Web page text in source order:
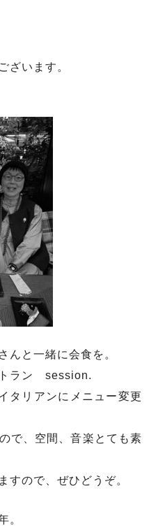
ざいます。
んと一緒に会食を。
トラン session.
タリアンにメニュー変更
で、空間、音楽とても素
すので、ぜひどうぞ。
。